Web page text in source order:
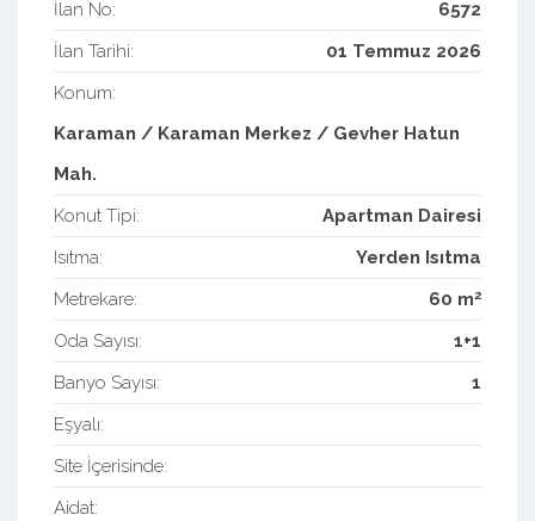
İlan No:
6572
İlan Tarihi:
01 Temmuz 2026
Konum:
Karaman / Karaman Merkez / Gevher Hatun
Mah.
Konut Tipi:
Apartman Dairesi
Isıtma:
Yerden Isıtma
Metrekare:
60 m2
Oda Sayısı:
1+1
Banyo Sayısı:
1
Eşyalı:
Site İçerisinde:
Aidat: